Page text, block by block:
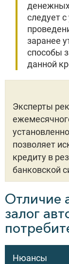
денежных
следует
заранее
способы
данной
Эксперты
позволяет
кредиту в
банковской
Отличие
залог
Нюансы